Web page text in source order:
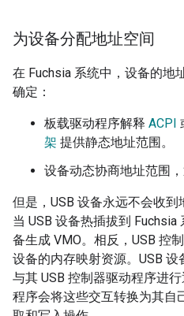
为设备分配地址空间
在 Fuchsia 系统中，设备的地
确定：
板载驱动程序解释 ACPI
架 提供静态地址范围。
设备动态协商地址范围
但是，USB 设备永远不会收到
当 USB 设备热插拔到
备生成 VMO。相反，USB 控
设备的内存映射资源。USB
与其 USB 控制器驱动程序进
程序会将这些交互转换为其自